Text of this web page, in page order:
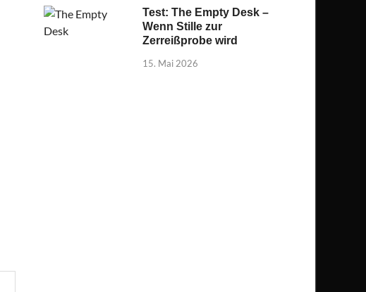
Test: The Empty Desk –
Wenn Stille zur
Zerreißprobe wird
15. Mai 2026